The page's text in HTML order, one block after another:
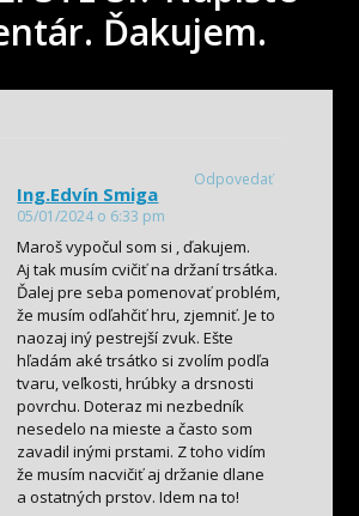
Ďakujem.
Ing.Edvín Smiga
05/01/2024 o 6:33 pm
Maroš vypočul som si , ďakujem.
Aj tak musím cvičiť na držaní trsátka.
Ďalej pre seba pomenovať problém,
že musím odľahčiť hru, zjemniť. Je to
naozaj iný pestrejší zvuk. Ešte
hľadám aké trsátko si zvolím podľa
tvaru, veľkosti, hrúbky a drsnosti
povrchu. Doteraz mi nezbedník
nesedelo na mieste a často som
zavadil inými prstami. Z toho vidím
že musím nacvičiť aj držanie dlane
a ostatných prstov. Idem na to!
Odpovedať